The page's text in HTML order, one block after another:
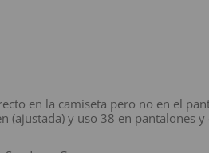
en la camiseta pero no en el
(ajustada) y uso 38 en pantalones